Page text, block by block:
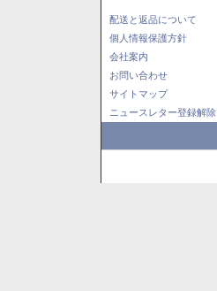
配送と返品について
個人情報保護方針
会社案内
お問い合わせ
サイトマップ
ニュースレター登録解除